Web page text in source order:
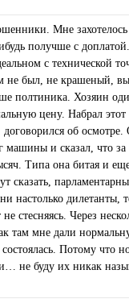
Мне захотелось
получше с
с технической
не был, не крашеный,
полтиника. Хозяин
цену. Набрал этот
договорился об
машины и сказал, что
Типа она битая и
сказать,
настолько дилетанты,
стесняясь. Через
там мне дали
состоялась. Потому что
не буду их никак